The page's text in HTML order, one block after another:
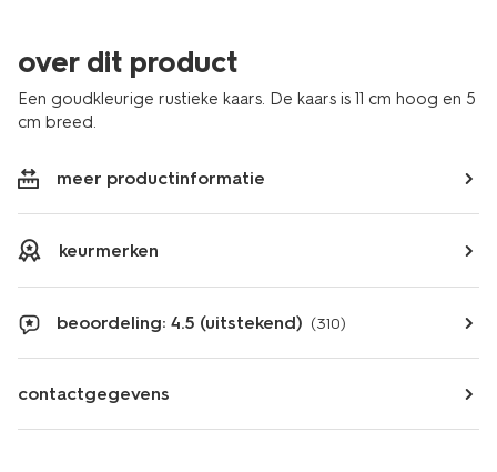
over dit product
Een goudkleurige rustieke kaars. De kaars is 11 cm hoog en 5
cm breed.
meer productinformatie
keurmerken
beoordeling: 4.5 (uitstekend) (310)
contactgegevens